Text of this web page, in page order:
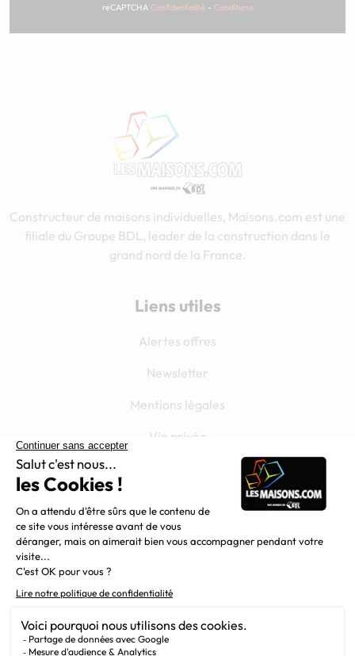
reCAPTCHA Confidentialité - Conditions
Constructeur de maisons individuelles, Maisons.com est une
filiale du Groupe BDL, leader de la construction dans le
grand nord de la France.
Liens utiles
Alertes offres
Newsletter
Mentions légales
Vie privée
Filiales
Chargement...
Nous suivre